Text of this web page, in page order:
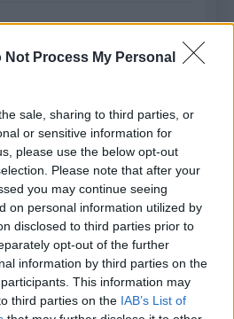
Not Process My Personal
sale, sharing to third parties, or
or sensitive information for
please use the below opt-out
Please note that after your
you may continue seeing
on personal information utilized by
disclosed to third parties prior to
opt-out of the further
information by third parties on the
This information may
third parties on the IAB’s List of